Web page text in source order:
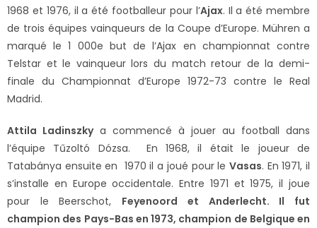
1968 et 1976, il a été footballeur pour l’Ajax. Il a été membre
de trois équipes vainqueurs de la Coupe d’Europe. Mühren a
marqué le 1 000e but de l’Ajax en championnat contre
Telstar et le vainqueur lors du match retour de la demi-
finale du Championnat d’Europe 1972-73 contre le Real
Madrid.
Attila Ladinszkya commencé à jouer au football dans
l’équipe Tűzoltó Dózsa. En 1968, il était le joueur de
Tatabánya ensuite en 1970 il a joué pour le Vasas. En 1971, il
s’installe en Europe occidentale. Entre 1971 et 1975, il joue
pour le Beerschot, Feyenoord et Anderlecht. Il fut
champion des Pays-Bas en 1973, champion de Belgique en